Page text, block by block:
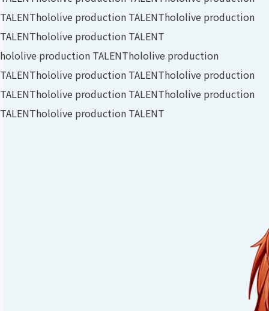
TALENThololive production TALENThololive production
TALENThololive production TALENT
hololive production TALENThololive production
TALENThololive production TALENThololive production
TALENThololive production TALENThololive production
TALENThololive production TALENT